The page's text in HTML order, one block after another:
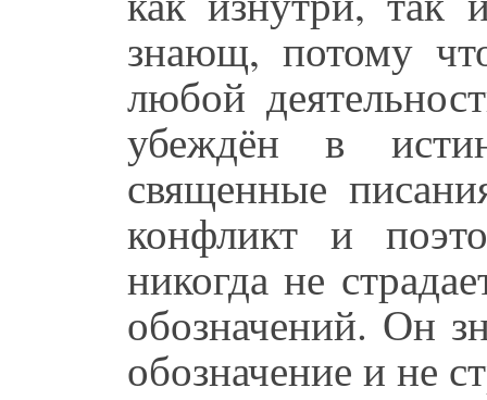
знающ, потому
любой
убеждён в
священные
конфликт и
никогда не
обозначений. Он
обозначение и не